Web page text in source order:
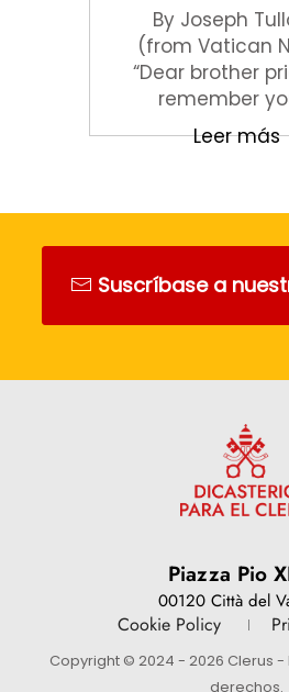
By Joseph
(from Vatican
“Dear brother
remember
Leer más
Suscríbase a
Piazza Pio
00120 Città del
Cookie Policy
Copyright © 2024 - 2026 Clerus
derechos.